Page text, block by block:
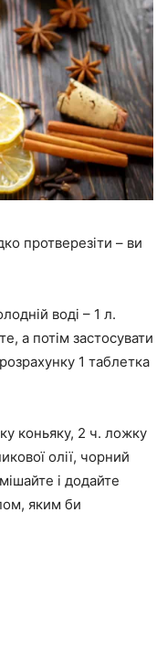
протверезіти – ви
воді – 1 л.
а потім застосувати
1 таблетка
коньяку, 2 ч. ложку
олії, чорний
і додайте
яким би